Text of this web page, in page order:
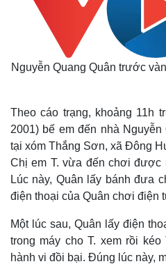
Nguyễn Quang Quân trước
Theo cáo trạng, khoảng 11h
2001) bế em đến nhà
tại xóm Thắng Sơn, xã Đông
Chị em T. vừa đến chơi được
Lúc này, Quân lấy bánh đưa
điện thoại của Quân chơi điện
Một lúc sau, Quân lấy điện
trong máy cho T. xem rồi
hành vi đồi bại. Đúng lúc này,